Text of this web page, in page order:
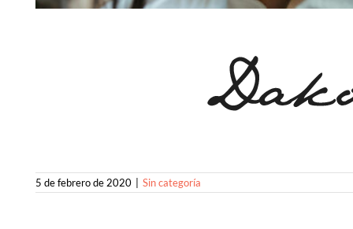
5 de febrero de 2020 Sin categoría